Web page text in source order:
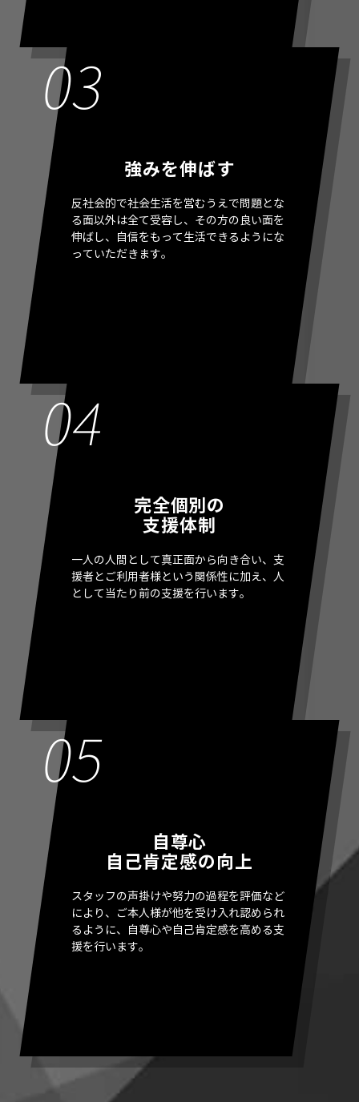
強みを伸ばす
反社会的で社会生活を営むうえで問題とな
る面以外は全て受容し、その方の良い面を
伸ばし、自信をもって生活できるようにな
っていただきます。
完全個別の
支援体制
一人の人間として真正面から向き合い、支
援者とご利用者様という関係性に加え、人
として当たり前の支援を行います。
自尊心
自己肯定感の向上
スタッフの声掛けや努力の過程を評価など
により、ご本人様が他を受け入れ認められ
るように、自尊心や自己肯定感を高める支
援を行います。